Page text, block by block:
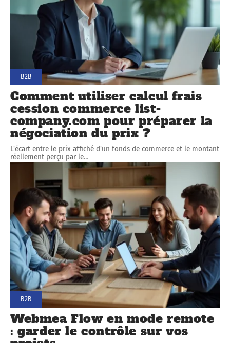
B2B
Comment utiliser calcul frais
cession commerce list-
company.com pour préparer la
négociation du prix ?
L'écart entre le prix affiché d'un fonds de commerce et le montant
réellement perçu par le…
B2B
Webmea Flow en mode remote
: garder le contrôle sur vos